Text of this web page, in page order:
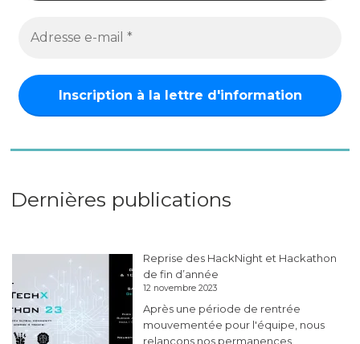
Dernières publications
Reprise des HackNight et Hackathon
de fin d’année
12 novembre 2023
Après une période de rentrée
mouvementée pour l'équipe, nous
relançons nos permanences